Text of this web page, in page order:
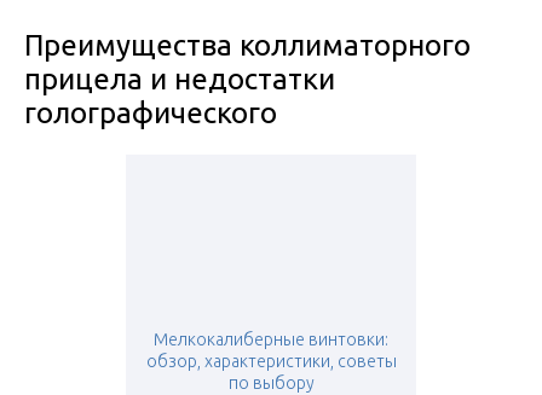
Преимущества коллиматорного
прицела и недостатки
голографического
Мелкокалиберные винтовки:
обзор, характеристики, советы
по выбору